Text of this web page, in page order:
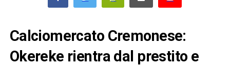
Calciomercato Cremonese:
Okereke rientra dal prestito e